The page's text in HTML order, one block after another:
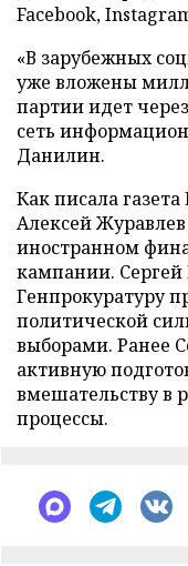
Facebook,
«В зарубежных
уже вложены
партии идет
сеть
Данилин.
Как писала
Алексей Журавлев
иностранном
кампании.
Генпрокуратуру
политической
выборами. Ранее
активную
вмешательству в
процессы.